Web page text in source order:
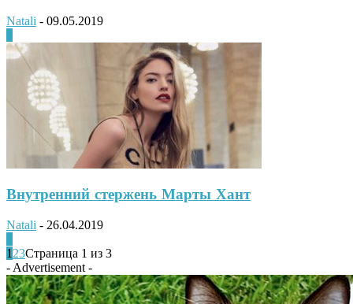
Natali - 09.05.2019
Внутренний стержень Марты Хант
Natali - 26.04.2019
1 23Страница 1 из 3
- Advertisement -